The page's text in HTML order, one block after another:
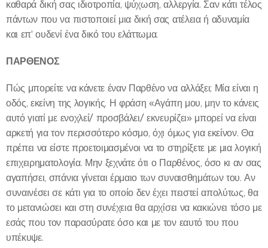
καθαρά δική σας ιδιοτροπία, ψύχωση, αλλεργία. Σαν κάτι τέλος
πάντων που να πιστοποιεί μια δική σας ατέλεια ή αδυναμία
και επ' ουδενί ένα δικό του ελάττωμα.
ΠΑΡΘΕΝΟΣ
Πώς μπορείτε να κάνετε έναν Παρθένο να αλλάξει; Μία είναι η
οδός, εκείνη της λογικής. Η φράση «Αγάπη μου, μην το κάνεις
αυτό γιατί με ενοχλεί/ προσβάλει/ εκνευρίζει» μπορεί να είναι
αρκετή για τον περισσότερο κόσμο, όχι όμως για εκείνον. Θα
πρέπει να είστε προετοιμασμένοι να το στηρίξετε με μια λογική
επιχειρηματολογία. Μην ξεχνάτε ότι ο Παρθένος, όσο κι αν σας
αγαπήσει, σπάνια γίνεται έρμαιο των συναισθημάτων του. Αν
συναινέσει σε κάτι για το οποίο δεν έχει πειστεί απολύτως, θα
το μετανιώσει και στη συνέχεια θα αρχίσει να κακιώνει τόσο με
εσάς που τον παρασύρατε όσο και με τον εαυτό του που
υπέκυψε.